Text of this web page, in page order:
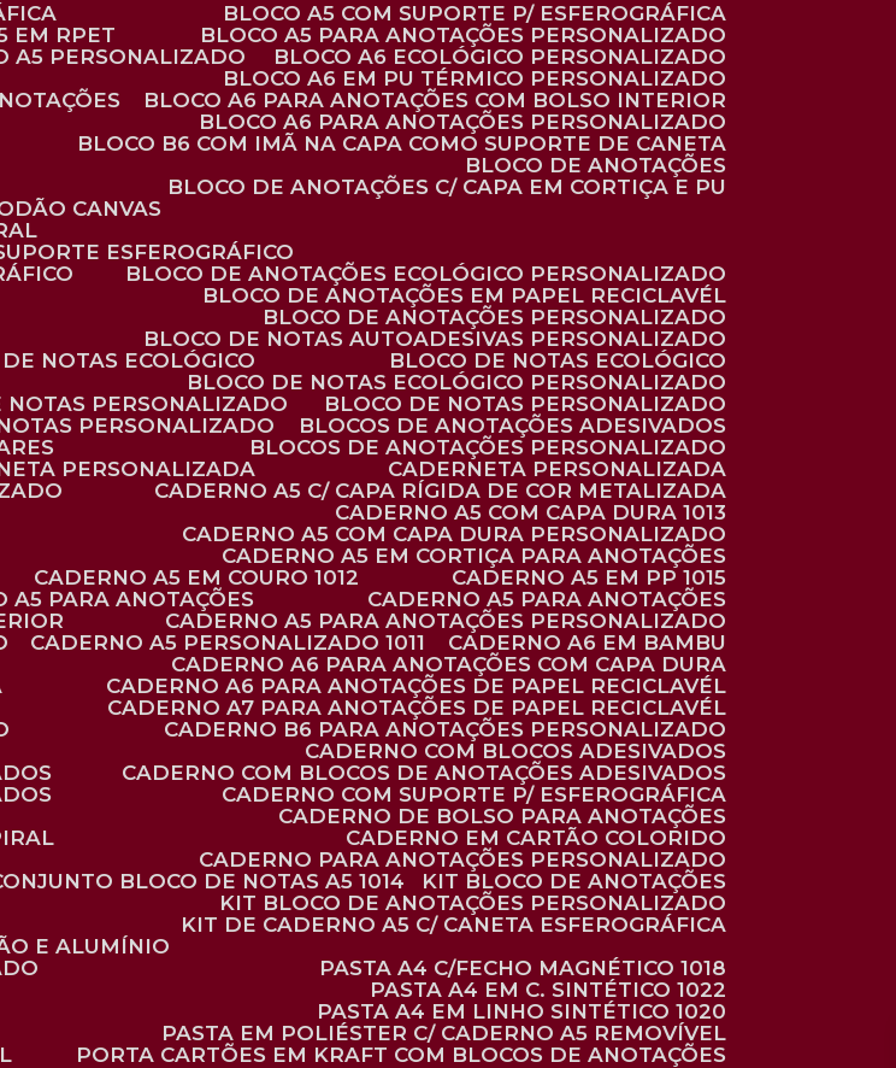
BLOCO A5 COM SUPORTE P/ ESFEROGRÁFICA
EM RPET
BLOCO A5 PARA ANOTAÇÕES PERSONALIZADO
A5 PERSONALIZADO
BLOCO A6 ECOLÓGICO PERSONALIZADO
BLOCO A6 EM PU TÉRMICO PERSONALIZADO
BLOCO A6 PARA ANOTAÇÕES COM BOLSO INTERIOR
BLOCO A6 PARA ANOTAÇÕES PERSONALIZADO
BLOCO B6 COM IMÃ NA CAPA COMO SUPORTE DE CANETA
BLOCO DE ANOTAÇÕES
BLOCO DE ANOTAÇÕES C/ CAPA EM CORTIÇA E PU
CANVAS
ESFEROGRÁFICO
BLOCO DE ANOTAÇÕES ECOLÓGICO PERSONALIZADO
BLOCO DE ANOTAÇÕES EM PAPEL RECICLAVÉL
BLOCO DE ANOTAÇÕES PERSONALIZADO
BLOCO DE NOTAS AUTOADESIVAS PERSONALIZADO
DE NOTAS ECOLÓGICO
BLOCO DE NOTAS ECOLÓGICO
BLOCO DE NOTAS ECOLÓGICO PERSONALIZADO
NOTAS PERSONALIZADO
BLOCO DE NOTAS PERSONALIZADO
NOTAS PERSONALIZADO
BLOCOS DE ANOTAÇÕES ADESIVADOS
BLOCOS DE ANOTAÇÕES PERSONALIZADO
PERSONALIZADA
CADERNETA PERSONALIZADA
CADERNO A5 C/ CAPA RÍGIDA DE COR METALIZADA
CADERNO A5 COM CAPA DURA 1013
CADERNO A5 COM CAPA DURA PERSONALIZADO
CADERNO A5 EM CORTIÇA PARA ANOTAÇÕES
CADERNO A5 EM COURO 1012
CADERNO A5 EM PP 1015
A5 PARA ANOTAÇÕES
CADERNO A5 PARA ANOTAÇÕES
CADERNO A5 PARA ANOTAÇÕES PERSONALIZADO
CADERNO A5 PERSONALIZADO 1011
CADERNO A6 EM BAMBU
CADERNO A6 PARA ANOTAÇÕES COM CAPA DURA
CADERNO A6 PARA ANOTAÇÕES DE PAPEL RECICLAVÉL
CADERNO A7 PARA ANOTAÇÕES DE PAPEL RECICLAVÉL
CADERNO B6 PARA ANOTAÇÕES PERSONALIZADO
CADERNO COM BLOCOS ADESIVADOS
CADERNO COM BLOCOS DE ANOTAÇÕES ADESIVADOS
CADERNO COM SUPORTE P/ ESFEROGRÁFICA
CADERNO DE BOLSO PARA ANOTAÇÕES
CADERNO EM CARTÃO COLORIDO
CADERNO PARA ANOTAÇÕES PERSONALIZADO
CONJUNTO BLOCO DE NOTAS A5 1014
KIT BLOCO DE ANOTAÇÕES
KIT BLOCO DE ANOTAÇÕES PERSONALIZADO
KIT DE CADERNO A5 C/ CANETA ESFEROGRÁFICA
E ALUMÍNIO
PASTA A4 C/FECHO MAGNÉTICO 1018
PASTA A4 EM C. SINTÉTICO 1022
PASTA A4 EM LINHO SINTÉTICO 1020
PASTA EM POLIÉSTER C/ CADERNO A5 REMOVÍVEL
PORTA CARTÕES EM KRAFT COM BLOCOS DE ANOTAÇÕES